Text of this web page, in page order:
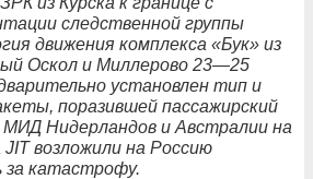
следственной группы
движения комплекса «Бук» из
Оскол и Миллерово 23—25
установлен тип и
поразившей пассажирский
МИД Нидерландов и Австралии на
JIT возложили на Россию
катастрофу.